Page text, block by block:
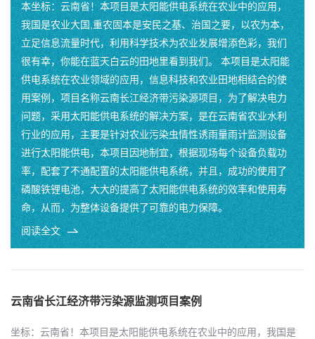
本坐标：云南省！本项目是太阳能供电系统在农业中的应用，
我国是农业大国,重农固本是安民之基、治国之要，以农为本，
立足信息流量时代，利用科学技术为农业发展增添色彩，我们
很有幸，你能在蓝天白云的田地里看到我们。 本项目是太阳能
供电系统在农业领域的应用，信息科技和农业田地相结合的使
用案例，项目名称云南长江经济带污染源项目，为了解决电力
问题，采用太阳能供电系统的解决方案，是在云南省农业水利
行业的应用，主要是针对农业污染虫情性诱雨量雨计监测设备
进行太阳能供电，本项目因地制宜，根据现场每个设备负载功
率，配套了不通配置的太阳能供电系统，并且，成功的使用了
磷酸铁锂电池，大大的提高了太阳能供电系统的效率和使用寿
命，从而，为整体设备提供了可靠的电力保障。
阅读全文
云南省长江经济带污染源监测项目案例
坐标：云南省！本项目是太阳能供电系统在农业中的应用，我国是